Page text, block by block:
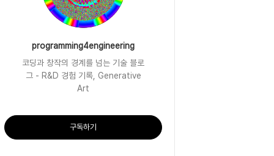
programming4engineering
코딩과 창작의 경계를 넘는 기술 블로
그 - R&D 경험 기록, Generative
Art
구독하기